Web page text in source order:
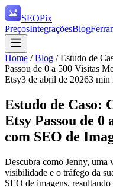
SEOPix
PreçosIntegraçõesBlog
Home /Blog /Estudo de
Passou de 0 a 500 Visitas
Etsy3 de abril de 20263 min
Estudo de Caso:
Etsy Passou de 0
com SEO de
Descubra como Jenny, uma
visibilidade e o tráfego da
SEO de imagens,